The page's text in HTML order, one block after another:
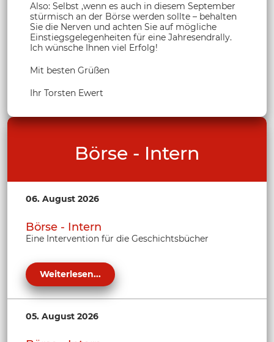
Also: Selbst ,wenn es auch in diesem September
stürmisch an der Börse werden sollte – behalten
Sie die Nerven und achten Sie auf mögliche
Einstiegsgelegenheiten für eine Jahresendrally.
Ich wünsche Ihnen viel Erfolg!
Mit besten Grüßen
Ihr Torsten Ewert
Börse - Intern
06. August 2026
Börse - Intern
Eine Intervention für die Geschichtsbücher
Weiterlesen...
05. August 2026